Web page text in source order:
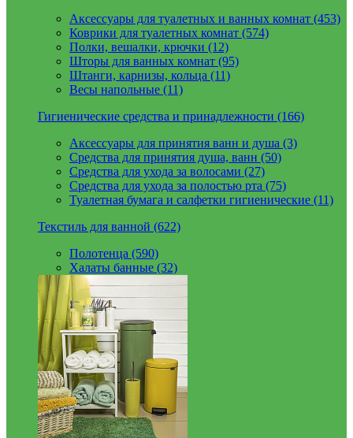
Аксессуары для туалетных и ванных комнат (453)
Коврики для туалетных комнат (574)
Полки, вешалки, крючки (12)
Шторы для ванных комнат (95)
Штанги, карнизы, кольца (11)
Весы напольные (11)
Гигиенические средства и принадлежности (166)
Аксессуары для принятия ванн и душа (3)
Средства для принятия душа, ванн (50)
Средства для ухода за волосами (27)
Средства для ухода за полостью рта (75)
Туалетная бумага и салфетки гигиенические (11)
Текстиль для ванной (622)
Полотенца (590)
Халаты банные (32)